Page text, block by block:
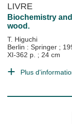
LIVRE
Biochemistry
wood.
T. Higuchi
Berlin : Springer ;
XI-362 p. ; 24 cm
Plus